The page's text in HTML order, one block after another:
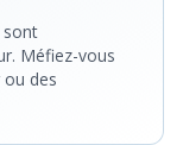
sont
Méfiez-vous
des